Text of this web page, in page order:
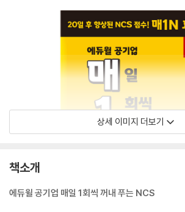
상세 이미지 더보기
책소개
에듀윌 공기업 매일 1회씩 꺼내 푸는 NCS